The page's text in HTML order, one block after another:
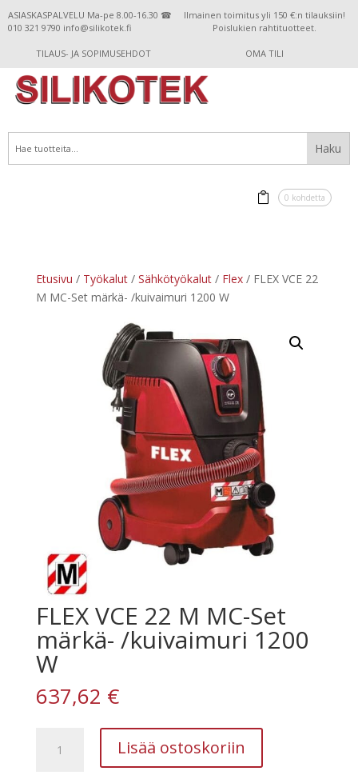
ASIASKASPALVELU Ma-pe 8.00-16.30 ☎
010 321 9790 info@silikotek.fi
Ilmainen toimitus yli 150 €:n tilauksiin!
Poislukien rahtituotteet.
TILAUS- JA SOPIMUSEHDOT OMA TILI
0 kohdetta
Etusivu / Työkalut/ Sähkötyökalut/ Flex/ FLEX VCE 22
M MC-Set märkä- /kuivaimuri 1200 W
FLEX VCE 22 M MC-Set
märkä- /kuivaimuri 1200
W
637,62 €
Lisää ostoskoriin